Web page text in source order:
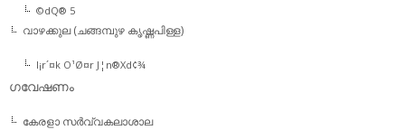
©dQ® 5
വാഴക്കുല (ചങ്ങമ്പുഴ കൃഷ്ണപിള്ള)
l¡r´¤k O¹Ø¤r J¦n®Xd¢¾
ഗവേഷണം
കേരളാ സര്‍വ്വകലാശാല